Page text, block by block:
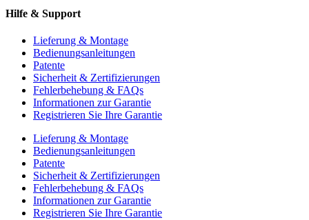
Hilfe & Support
Lieferung & Montage
Bedienungsanleitungen
Patente
Sicherheit & Zertifizierungen
Fehlerbehebung & FAQs
Informationen zur Garantie
Registrieren Sie Ihre Garantie
Lieferung & Montage
Bedienungsanleitungen
Patente
Sicherheit & Zertifizierungen
Fehlerbehebung & FAQs
Informationen zur Garantie
Registrieren Sie Ihre Garantie